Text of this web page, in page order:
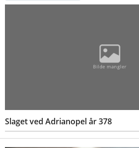
Slaget ved Adrianopel år 378